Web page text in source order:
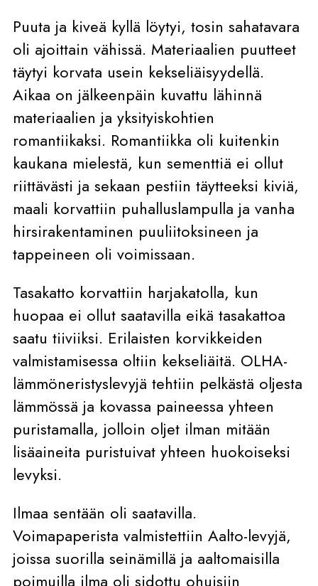
Puuta ja kiveä kyllä löytyi, tosin sahatavara
oli ajoittain vähissä. Materiaalien puutteet
täytyi korvata usein kekseliäisyydellä.
Aikaa on jälkeenpäin kuvattu lähinnä
materiaalien ja yksityiskohtien
romantiikaksi. Romantiikka oli kuitenkin
kaukana mielestä, kun sementtiä ei ollut
riittävästi ja sekaan pestiin täytteeksi kiviä,
maali korvattiin puhalluslampulla ja vanha
hirsirakentaminen puuliitoksineen ja
tappeineen oli voimissaan.
Tasakatto korvattiin harjakatolla, kun
huopaa ei ollut saatavilla eikä tasakattoa
saatu tiiviiksi. Erilaisten korvikkeiden
valmistamisessa oltiin kekseliäitä. OLHA-
lämmöneristyslevyjä tehtiin pelkästä oljesta
lämmössä ja kovassa paineessa yhteen
puristamalla, jolloin oljet ilman mitään
lisäaineita puristuivat yhteen huokoiseksi
levyksi.
Ilmaa sentään oli saatavilla.
Voimapaperista valmistettiin Aalto-levyjä,
joissa suorilla seinämillä ja aaltomaisilla
poimuilla ilma oli sidottu ohuisiin